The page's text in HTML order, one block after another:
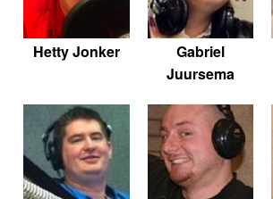
Hetty Jonker
Gabriel
Juursema